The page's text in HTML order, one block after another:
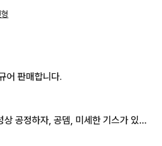
어 판매합니다.
공정하자, 공뎀, 미세한 기스가 있을
한 교환/환불은 불가하니 충분히 고